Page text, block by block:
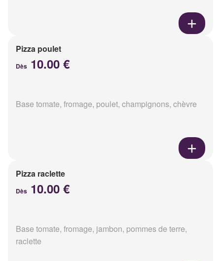
Pizza poulet
Dès 10.00 €
Base tomate, fromage, poulet, champignons, chèvre
Pizza raclette
Dès 10.00 €
Base tomate, fromage, jambon, pommes de terre,
raclette